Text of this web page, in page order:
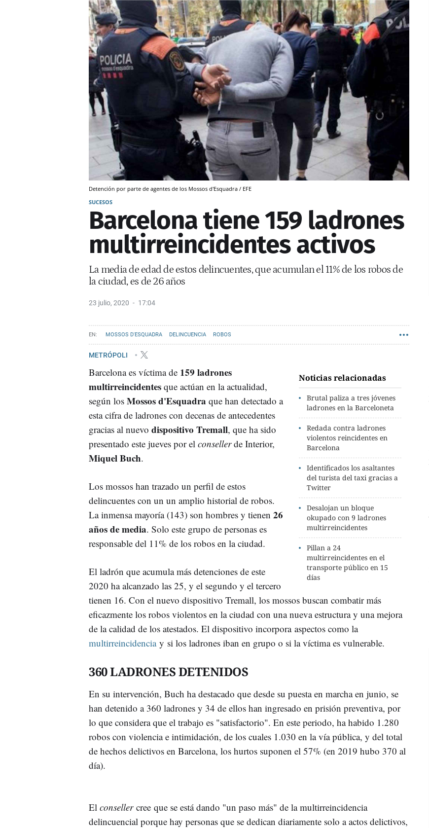
Detención por parte de agentes de los Mossos d'Esquadra / EFE
SUCESOS
Barcelona tiene 159 ladrones
multirreincidentes activos
La media de edad de estos delincuentes, que acumulan el 11% de los robos de
la ciudad, es de 26 años
23 julio, 2020 17:04
MOSSOS D'ESQUADRA DELINCUENCIA ROBOS
METRÓPOLI
Noticias relacionadas
Brutal paliza a tres jóvenes
ladrones en la Barceloneta
Redada contra ladrones
violentos reincidentes en
Barcelona
Identificados los asaltantes
del turista del taxi gracias a
Twitter
Desalojan un bloque
okupado con 9 ladrones
multirreincidentes
Pillan a 24
multirreincidentes en el
transporte público en 15
días
Barcelona es víctima de 159 ladrones
multirreincidentes que actúan en la actualidad,
según los Mossos d'Esquadra que han detectado a
esta cifra de ladrones con decenas de antecedentes
gracias al nuevo dispositivo Tremall, que ha sido
presentado este jueves por el consellerde Interior,
Miquel Buch.
Los mossos han trazado un perfil de estos
delincuentes con un un amplio historial de robos.
La inmensa mayoría (143) son hombres y tienen 26
años de media. Solo este grupo de personas es
responsable del 11% de los robos en la ciudad.
El ladrón que acumula más detenciones de este
2020 ha alcanzado las 25, y el segundo y el tercero
tienen 16. Con el nuevo dispositivo Tremall, los mossos buscan combatir más
eficazmente los robos violentos en la ciudad con una nueva estructura y una mejora
de la calidad de los atestados. El dispositivo incorpora aspectos como la
multirreincidenciay si los ladrones iban en grupo o si la víctima es vulnerable.
360 LADRONES DETENIDOS
En su intervención, Buch ha destacado que desde su puesta en marcha en junio, se
han detenido a 360 ladrones y 34 de ellos han ingresado en prisión preventiva, por
lo que considera que el trabajo es "satisfactorio". En este periodo, ha habido 1.280
robos con violencia e intimidación, de los cuales 1.030 en la vía pública, y del total
de hechos delictivos en Barcelona, los hurtos suponen el 57% (en 2019 hubo 370 al
día).
El consellercree que se está dando "un paso más" de la multirreincidencia
delincuencial porque hay personas que se dedican diariamente solo a actos delictivos,